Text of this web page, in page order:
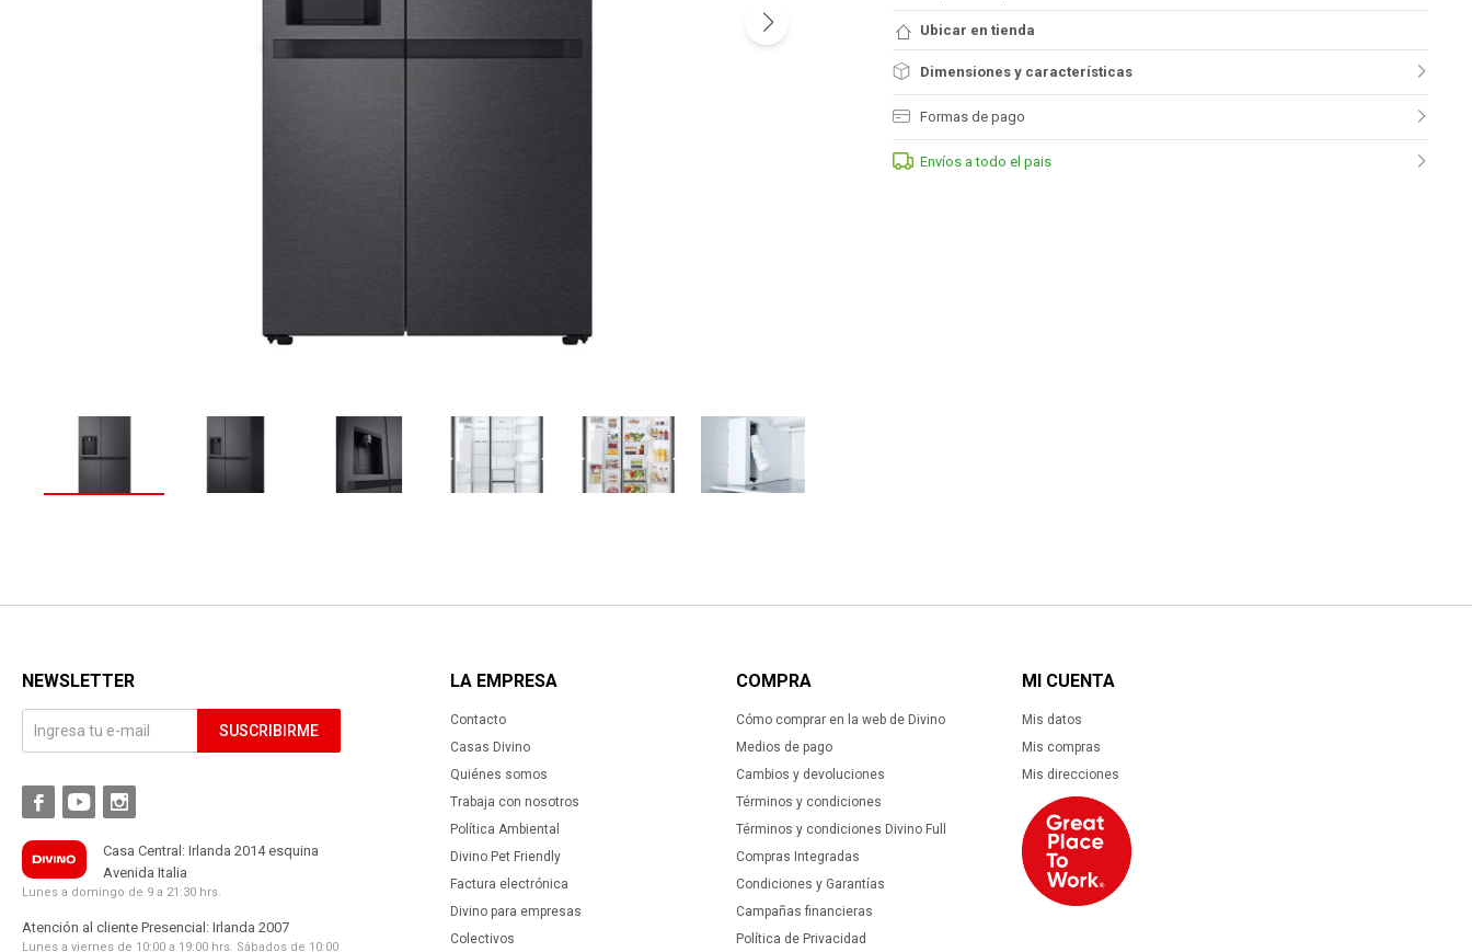
Ubicar en tienda
Dimensiones y características
Formas de pago
Envíos a todo el pais
LA EMPRESA
Contacto
Casas Divino
Quiénes somos
Trabaja con nosotros
Política Ambiental
Divino Pet Friendly
Factura electrónica
Divino para empresas
Colectivos
COMPRA
Cómo comprar en la web de Divino
Medios de pago
Cambios y devoluciones
Términos y condiciones
Términos y condiciones Divino Full
Compras Integradas
Condiciones y Garantías
Campañas financieras
Política de Privacidad
MI CUENTA
Mis datos
Mis compras
Mis direcciones
NEWSLETTER
SUSCRIBIRME
  
Casa Central: Irlanda 2014 esquina
Avenida Italia
Lunes a domingo de 9 a 21:30 hrs.
Atención al cliente Presencial: Irlanda 2007
Lunes a viernes de 10:00 a 19:00 hrs. Sábados de 10:00